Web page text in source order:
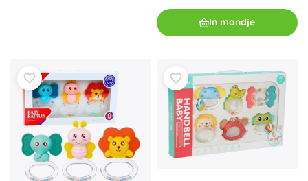
In mandje